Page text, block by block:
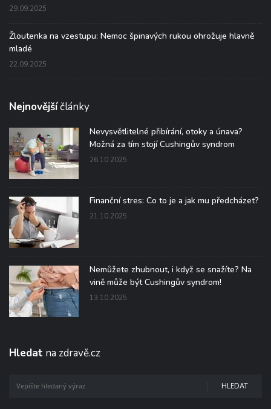
29.09.2025
Žloutenka na vzestupu: Nemoc špinavých rukou ohrožuje hlavně
mladé
22.09.2025
Nejnovějšíčlánky
Nevysvětlitelné přibírání, otoky a únava?
Možná za tím stojí Cushingův syndrom
26.10.2025
Finanční stres: Co to je a jak mu předcházet?
21.10.2025
Nemůžete zhubnout, i když se snažíte? Na
vině může být Cushingův syndrom!
13.10.2025
Hledat na zdravě.cz
HLEDAT